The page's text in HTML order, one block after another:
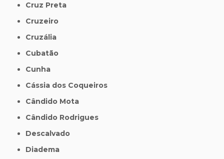
Cruz Preta
Cruzeiro
Cruzália
Cubatão
Cunha
Cássia dos Coqueiros
Cândido Mota
Cândido Rodrigues
Descalvado
Diadema